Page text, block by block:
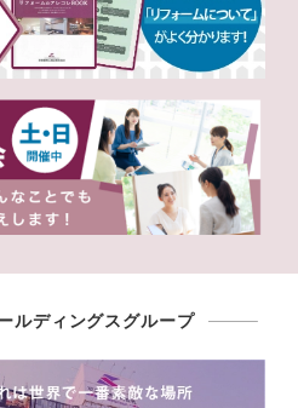
ルディングスグループ